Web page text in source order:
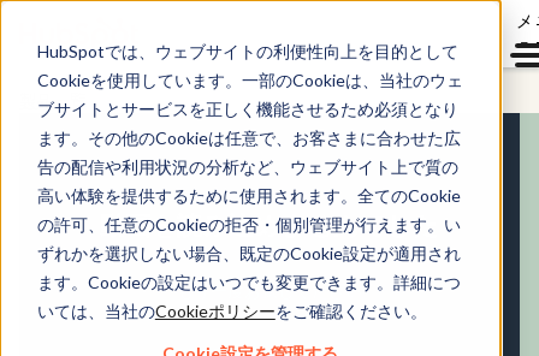
HubSpotでは、ウェブサイトの利便性向上を目的として
Cookieを使用しています。一部のCookieは、当社のウェ
ブサイトとサービスを正しく機能させるため必須となり
ます。その他のCookieは任意で、お客さまに合わせた広
告の配信や利用状況の分析など、ウェブサイト上で質の
高い体験を提供するために使用されます。全てのCookie
の許可、任意のCookieの拒否・個別管理が行えます。い
ずれかを選択しない場合、既定のCookie設定が適用され
ます。Cookieの設定はいつでも変更できます。詳細につ
いては、当社のCookieポリシーをご確認ください。
製品一覧